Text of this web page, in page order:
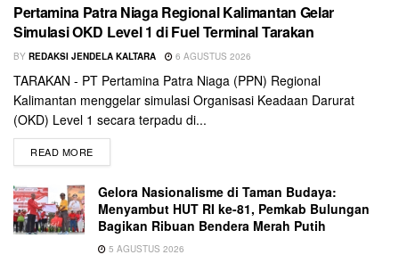
Pertamina Patra Niaga Regional Kalimantan Gelar
Simulasi OKD Level 1 di Fuel Terminal Tarakan
BY REDAKSI JENDELA KALTARA 6 AGUSTUS 2026
TARAKAN - PT Pertamina Patra Niaga (PPN) Regional
Kalimantan menggelar simulasi Organisasi Keadaan Darurat
(OKD) Level 1 secara terpadu di...
READ MORE
Gelora Nasionalisme di Taman Budaya:
Menyambut HUT RI ke-81, Pemkab Bulungan
Bagikan Ribuan Bendera Merah Putih
5 AGUSTUS 2026